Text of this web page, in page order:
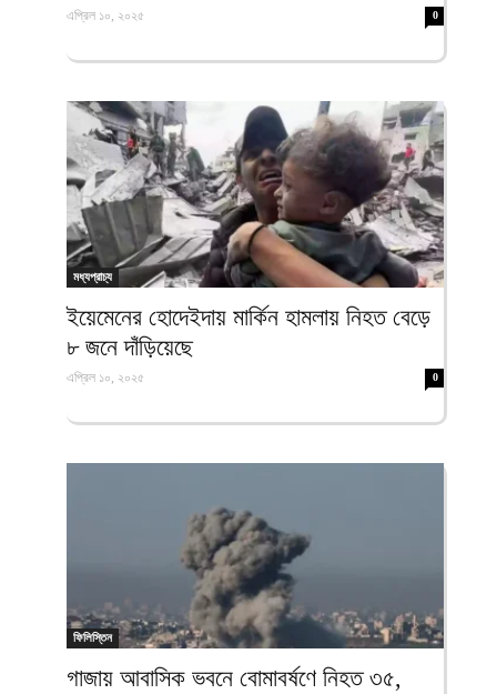
এপ্রিল ১০, ২০২৫ 0
মধ্যপ্রাচ্য
ইয়েমেনের হোদেইদায় মার্কিন হামলায় নিহত বেড়ে
৮ জনে দাঁড়িয়েছে
এপ্রিল ১০, ২০২৫ 0
ফিলিস্তিন
গাজায় আবাসিক ভবনে বোমাবর্ষণে নিহত ৩৫,